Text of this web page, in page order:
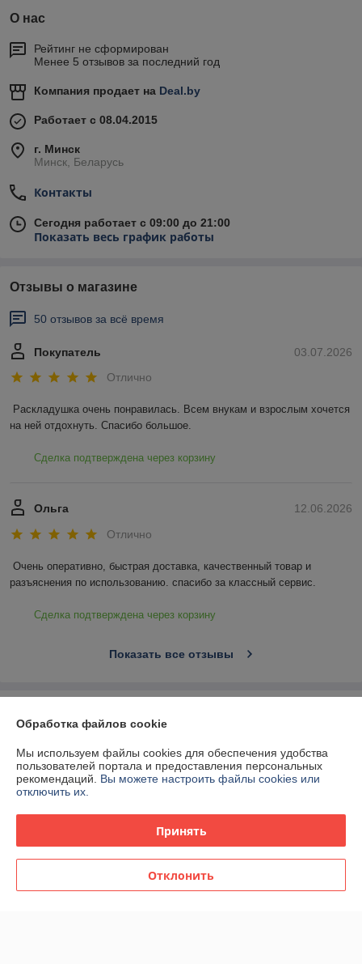
О нас
Рейтинг не сформирован
Менее 5 отзывов за последний год
Компания продает на Deal.by
Работает с 08.04.2015
г. Минск
Минск, Беларусь
Контакты
Сегодня работает с 09:00 до 21:00
Показать весь график работы
Отзывы о магазине
50 отзывов за всё время
03.07.2026
Покупатель
Отлично
Раскладушка очень понравилась. Всем внукам и взрослым хочется
на ней отдохнуть. Спасибо большое.
Сделка подтверждена через корзину
12.06.2026
Ольга
Отлично
Очень оперативно, быстрая доставка, качественный товар и
разъяснения по использованию. спасибо за классный сервис.
Сделка подтверждена через корзину
Показать все отзывы
Контакты
Доставка и оплата
Полная версия сайта
Обработка файлов cookie
Мы используем файлы cookies для обеспечения удобства
пользователей портала и предоставления персональных
рекомендаций. Вы можете настроить файлы cookies или
отключить их.
Принять
Отклонить